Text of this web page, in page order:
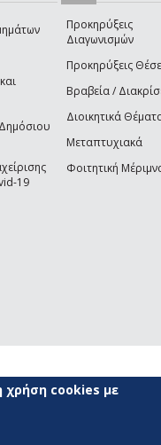
19
Προκηρύξεις
Διαγωνισμών
Προκηρύξεις
Βραβεία /
Διοικητικά
Μεταπτυχιακά
Φοιτητική
cookies με